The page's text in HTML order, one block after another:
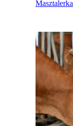
Masztalerka